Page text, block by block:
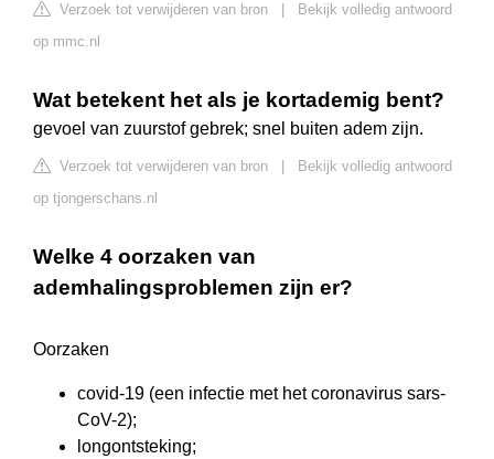
Verzoek tot verwijderen van bron
Bekijk volledig antwoord
op mmc.nl
Wat betekent het als je kortademig bent?
gevoel van zuurstof gebrek; snel buiten adem zijn.
Verzoek tot verwijderen van bron
Bekijk volledig antwoord
op tjongerschans.nl
Welke 4 oorzaken van
ademhalingsproblemen zijn er?
Oorzaken
covid-19 (een infectie met het coronavirus sars-
CoV-2);
longontsteking;